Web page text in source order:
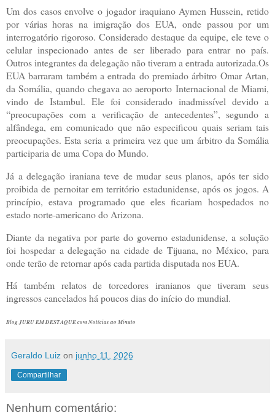
Um dos casos envolve o jogador iraquiano Aymen Hussein, retido
por várias horas na imigração dos EUA, onde passou por um
interrogatório rigoroso. Considerado destaque da equipe, ele teve o
celular inspecionado antes de ser liberado para entrar no país.
Outros integrantes da delegação não tiveram a entrada autorizada.Os
EUA barraram também a entrada do premiado árbitro Omar Artan,
da Somália, quando chegava ao aeroporto Internacional de Miami,
vindo de Istambul. Ele foi considerado inadmissível devido a
“preocupações com a verificação de antecedentes”, segundo a
alfândega, em comunicado que não especificou quais seriam tais
preocupações. Esta seria a primeira vez que um árbitro da Somália
participaria de uma Copa do Mundo.
Já a delegação iraniana teve de mudar seus planos, após ter sido
proibida de pernoitar em território estadunidense, após os jogos. A
princípio, estava programado que eles ficariam hospedados no
estado norte-americano do Arizona.
Diante da negativa por parte do governo estadunidense, a solução
foi hospedar a delegação na cidade de Tijuana, no México, para
onde terão de retornar após cada partida disputada nos EUA.
Há também relatos de torcedores iranianos que tiveram seus
ingressos cancelados há poucos dias do início do mundial.
Blog JURU EM DESTAQUE com Notícias ao Minuto
Geraldo Luiz on junho 11, 2026
Compartilhar
Nenhum comentário: